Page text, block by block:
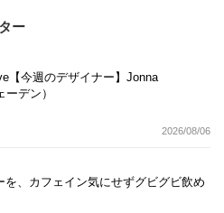
ー
【今週のデザイナー】Jonna
デン）
2026/08/06
を、カフェイン気にせずグビグビ飲め